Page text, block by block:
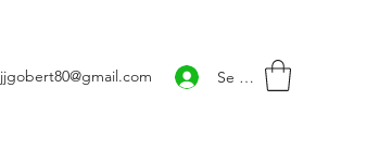
jjgobert80@gmail.com Se connecter